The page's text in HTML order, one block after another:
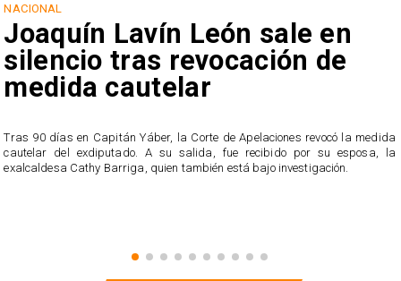
NACIONAL
Joaquín Lavín León sale en
silencio tras revocación de
medida cautelar
Tras 90 días en Capitán Yáber, la Corte de Apelaciones revocó la medida
cautelar del exdiputado. A su salida, fue recibido por su esposa, la
exalcaldesa Cathy Barriga, quien también está bajo investigación.